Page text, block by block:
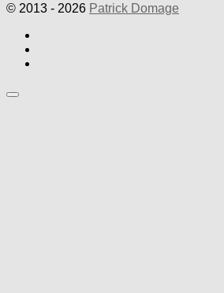
© 2013 - 2026 Patrick Domage